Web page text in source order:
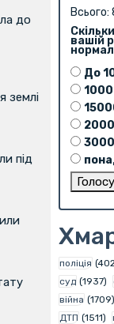
до
землі
під
Всього:
вашій
До
поліція
суд (1937)
війна (1709)
ДТП (1511)